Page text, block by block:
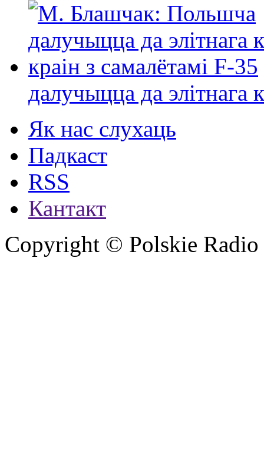
далучыцца да элітнага
Як нас слухаць
Падкаст
RSS
Кантакт
Copyright © Polskie